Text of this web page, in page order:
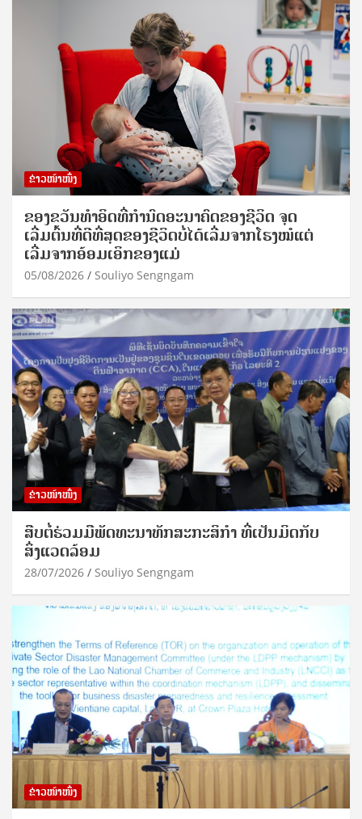
ຂ່າວໜ້າໜຶ່ງ
ຂອງຂວັນທໍາອິດທີ່ກໍານົດອະນາຄົດຂອງຊີວິດ ຈຸດ
ເລີ່ມຕົ້ນທີ່ດີທີ່ສຸດຂອງຊີວິດບໍ່ໄດ້ເລີ່ມຈາກໂຮງໝໍແຕ່
ເລີ່ມຈາກອ້ອມເອິກຂອງແມ່
05/08/2026 Souliyo Sengngam
ຂ່າວໜ້າໜຶ່ງ
ສືບຕໍ່ຮ່ວມມືພັດທະນາທັກສະກະສິກຳ ທີ່ເປັນມິດກັບ
ສິ່ງແວດລ້ອມ
28/07/2026 Souliyo Sengngam
ຂ່າວໜ້າໜຶ່ງ